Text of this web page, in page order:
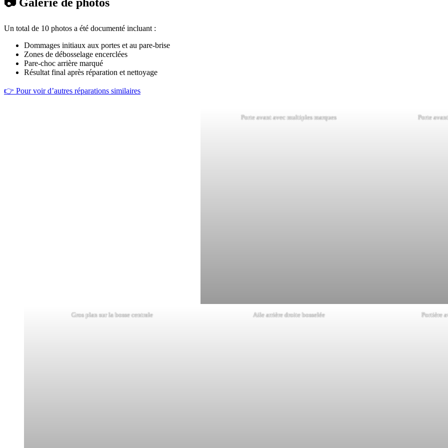
Un total de 10 photos a été documenté incluant :
Dommages initiaux aux portes et au pare-brise
Zones de débosselage encerclées
Pare-choc arrière marqué
Résultat final après réparation et nettoyage
👉 Pour voir d’autres réparations similaires
Porte avant avec multiples marques Porte
Gros plan sur la bosse centrale Aile arrière droite bosselée Portière